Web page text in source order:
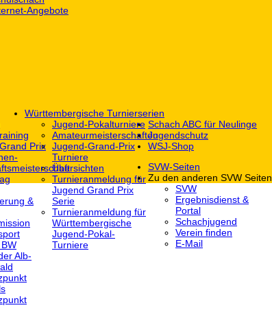
Angebote
Prix
&
Alb-
Württembergische Turnierserien
Jugend-Pokalturniere
Amateurmeisterschaften
Jugend-Grand-Prix
Turniere
Übersichten
Turnieranmeldung für
Jugend Grand Prix
Serie
Turnieranmeldung für
Württembergische
Jugend-Pokal-
Turniere
Schach ABC für Neulinge
Jugendschutz
WSJ-Shop
SVW-Seiten
Zu den anderen SVW Seiten
SVW
Ergebnisdienst &
Portal
Schachjugend
Verein finden
E-Mail